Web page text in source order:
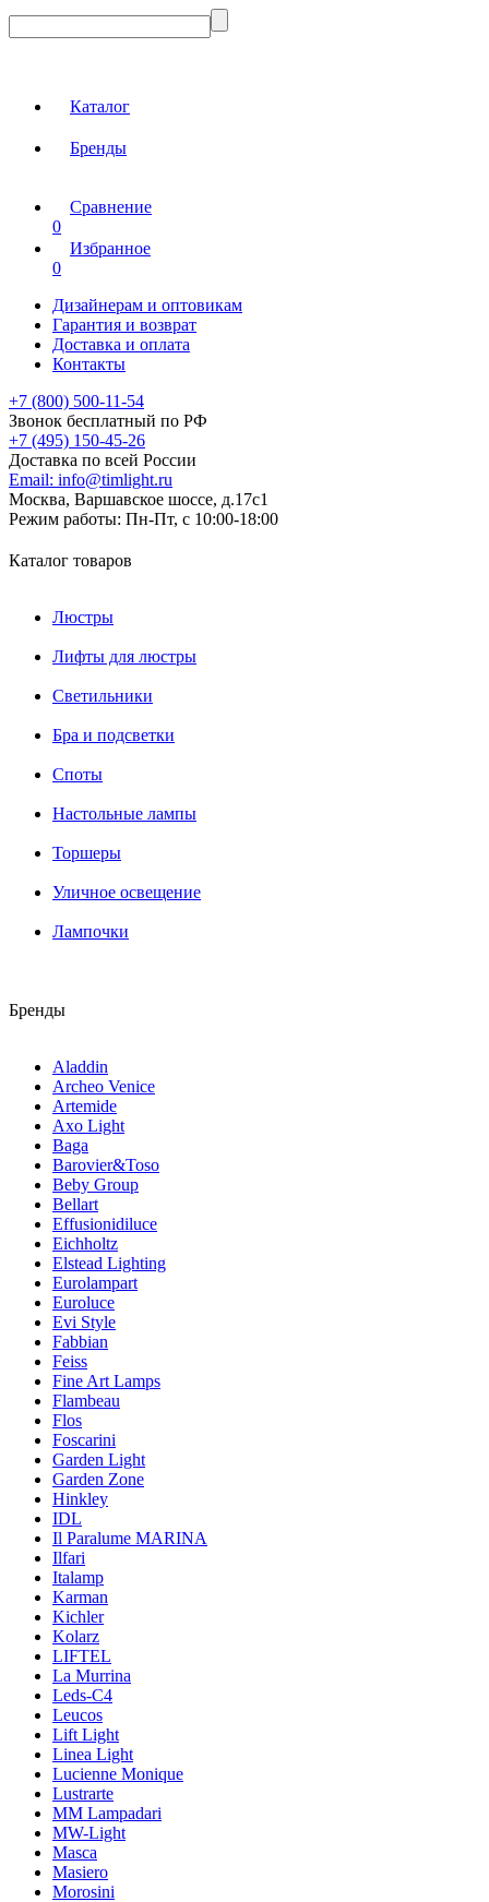
Каталог
Бренды
Сравнение
0
Избранное
0
Дизайнерам и оптовикам
Гарантия и возврат
Доставка и оплата
Контакты
+7 (800) 500-11-54
Звонок бесплатный по РФ
+7 (495) 150-45-26
Доставка по всей России
Email: info@timlight.ru
Москва, Варшавское шоссе, д.17c1
Режим работы: Пн-Пт, с 10:00-18:00
Каталог товаров
Люстры
Лифты для люстры
Светильники
Бра и подсветки
Споты
Настольные лампы
Торшеры
Уличное освещение
Лампочки
Бренды
Aladdin
Archeo Venice
Artemide
Axo Light
Baga
Barovier&Toso
Beby Group
Bellart
Effusionidiluce
Eichholtz
Elstead Lighting
Eurolampart
Euroluce
Evi Style
Fabbian
Feiss
Fine Art Lamps
Flambeau
Flos
Foscarini
Garden Light
Garden Zone
Hinkley
IDL
Il Paralume MARINA
Ilfari
Italamp
Karman
Kichler
Kolarz
LIFTEL
La Murrina
Leds-C4
Leucos
Lift Light
Linea Light
Lucienne Monique
Lustrarte
MM Lampadari
MW-Light
Masca
Masiero
Morosini